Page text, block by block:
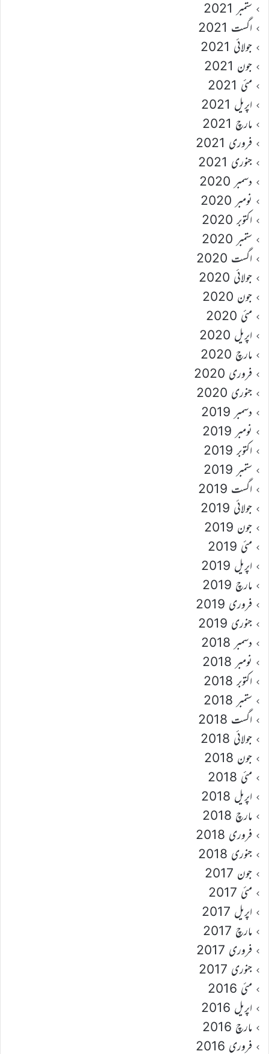
ستمبر 2021
اگست 2021
جولائی 2021
جون 2021
مئی 2021
اپریل 2021
مارچ 2021
فروری 2021
جنوری 2021
دسمبر 2020
نومبر 2020
اکتوبر 2020
ستمبر 2020
اگست 2020
جولائی 2020
جون 2020
مئی 2020
اپریل 2020
مارچ 2020
فروری 2020
جنوری 2020
دسمبر 2019
نومبر 2019
اکتوبر 2019
ستمبر 2019
اگست 2019
جولائی 2019
جون 2019
مئی 2019
اپریل 2019
مارچ 2019
فروری 2019
جنوری 2019
دسمبر 2018
نومبر 2018
اکتوبر 2018
ستمبر 2018
اگست 2018
جولائی 2018
جون 2018
مئی 2018
اپریل 2018
مارچ 2018
فروری 2018
جنوری 2018
جون 2017
مئی 2017
اپریل 2017
مارچ 2017
فروری 2017
جنوری 2017
مئی 2016
اپریل 2016
مارچ 2016
فروری 2016